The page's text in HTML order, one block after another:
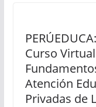
Curso
Atención
Privadas de